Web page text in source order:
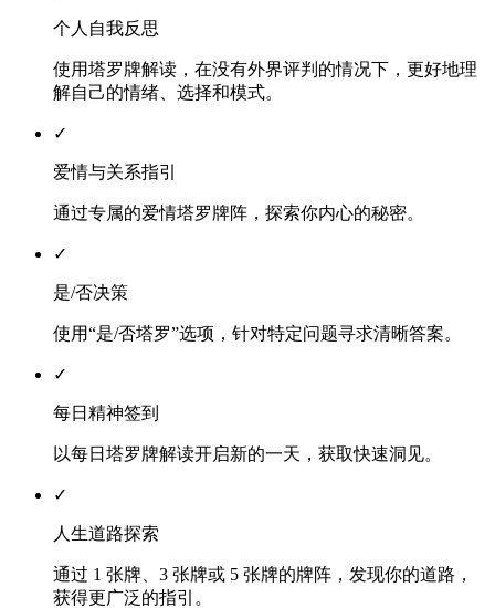
个人自我反思
使用塔罗牌解读，在没有外界评判的情况下，更好地理
解自己的情绪、选择和模式。
✓
爱情与关系指引
通过专属的爱情塔罗牌阵，探索你内心的秘密。
✓
是/否决策
使用“是/否塔罗”选项，针对特定问题寻求清晰答案。
✓
每日精神签到
以每日塔罗牌解读开启新的一天，获取快速洞见。
✓
人生道路探索
通过 1 张牌、3 张牌或 5 张牌的牌阵，发现你的道路，
获得更广泛的指引。